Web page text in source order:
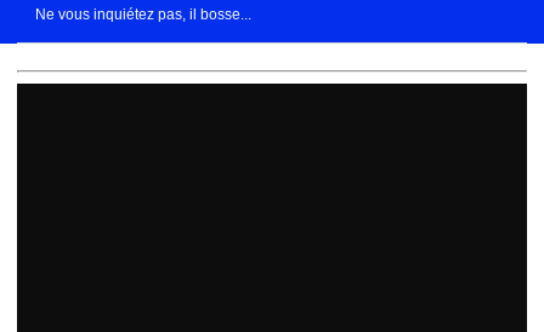
Ne vous inquiétez pas, il bosse...